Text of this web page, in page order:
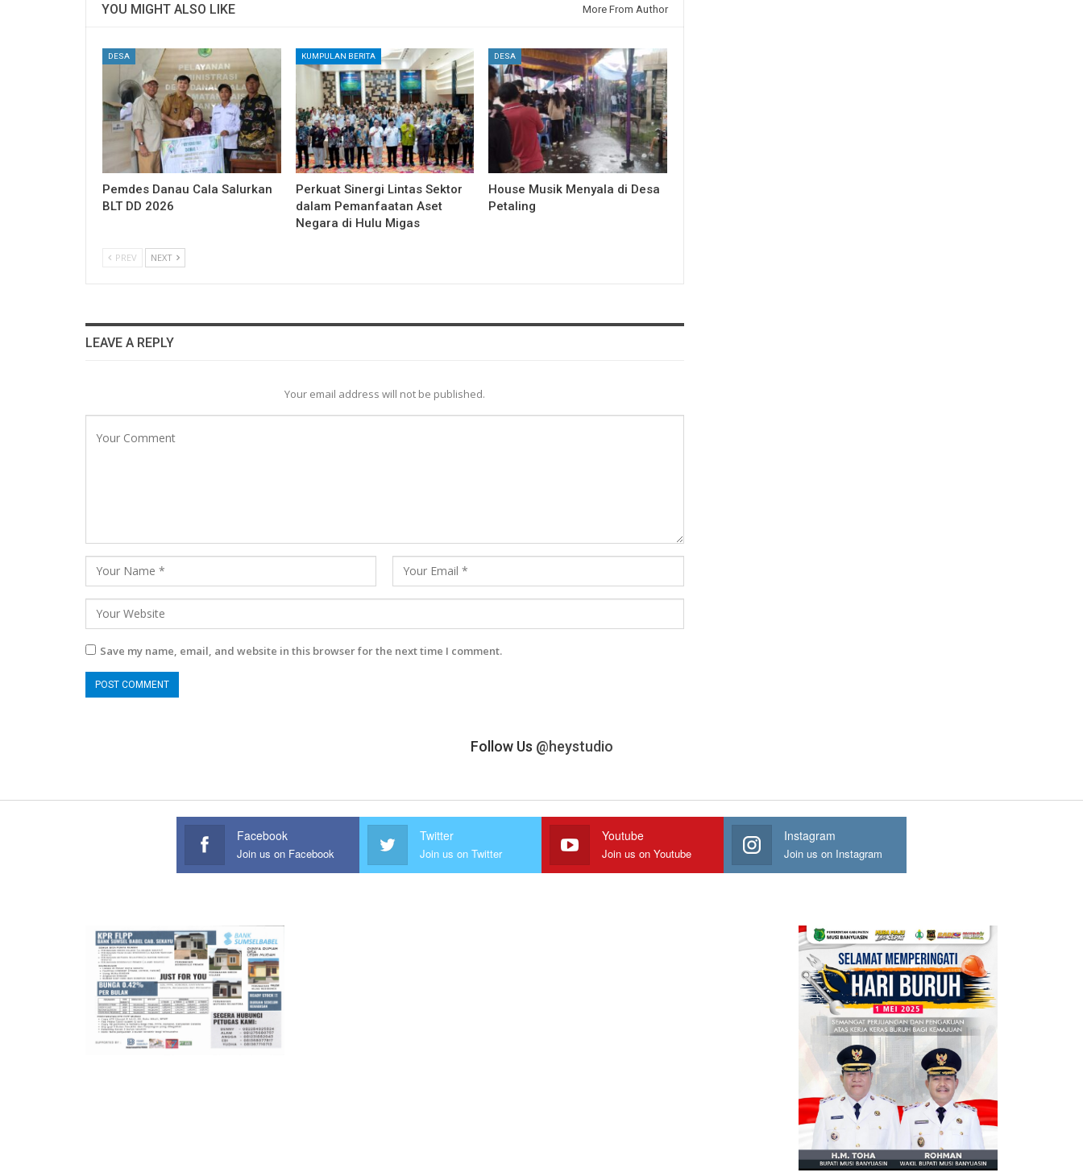
YOU MIGHT ALSO LIKE More From Author
DESA
Pemdes Danau Cala Salurkan
BLT DD 2026
KUMPULAN BERITA
Perkuat Sinergi Lintas Sektor
dalam Pemanfaatan Aset
Negara di Hulu Migas
DESA
House Musik Menyala di Desa
Petaling
PREV NEXT
LEAVE A REPLY
Your email address will not be published.
Save my name, email, and website in this browser for the next time I comment.
Follow Us @heystudio
Facebook
Join us on Facebook
Twitter
Join us on Twitter
Youtube
Join us on Youtube
Instagram
Join us on Instagram